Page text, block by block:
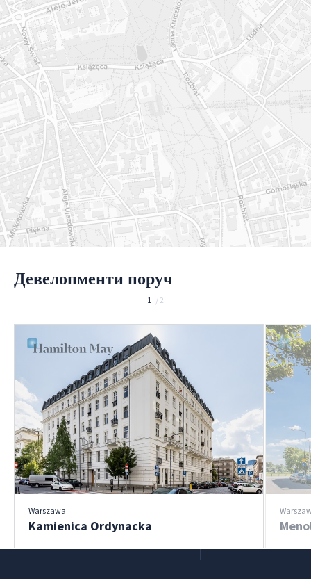
Девелопменти поруч
1 / 2
Warszawa
Kamienica Ordynacka